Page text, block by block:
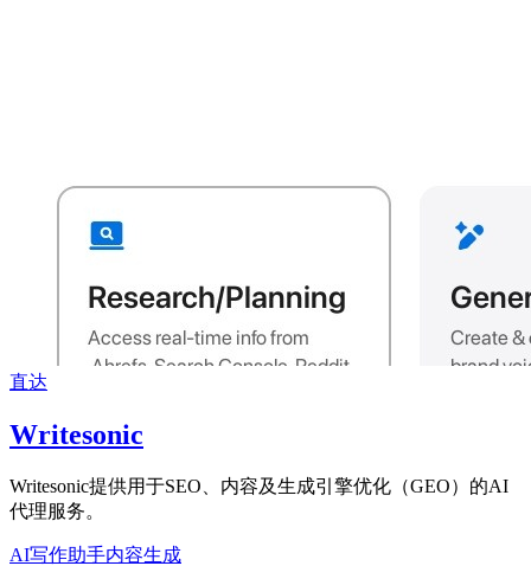
直达
Writesonic
Writesonic提供用于SEO、内容及生成引擎优化（GEO）的AI
代理服务。
AI写作助手内容生成